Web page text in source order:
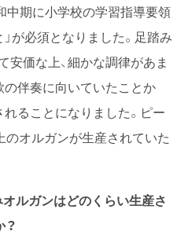
中期に小学校の学習指導要領
が必須となりました。足踏み
価な上、細かな調律があま
の伴奏に向いていたことか
ることになりました。ピー
のオルガンが生産されていた
ルガンはどのくらい生産さ